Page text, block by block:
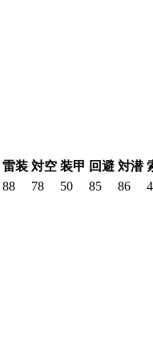
雷装 対空 装甲 回避 対潜
88 78 50 85 86